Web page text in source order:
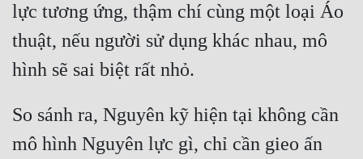
lực tương ứng, thậm chí cùng một loại Áo
thuật, nếu người sử dụng khác nhau, mô
So sánh ra, Nguyên kỹ hiện tại không cần
mô hình Nguyên lực gì, chỉ cần gieo ấn